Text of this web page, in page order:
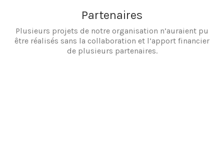
Partenaires
Plusieurs projets de notre organisation n’auraient pu
être réalisés sans la collaboration et l’apport financier
de plusieurs partenaires.